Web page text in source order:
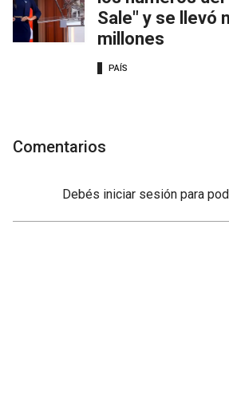
Sale" y se llevó
millones
PAÍS
Comentarios
Debés iniciar sesión para